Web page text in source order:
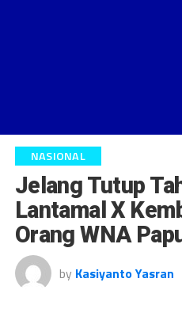
NASIONAL
Jelang Tutup
Lantamal X
Orang WNA
by Kasiyanto Yasran